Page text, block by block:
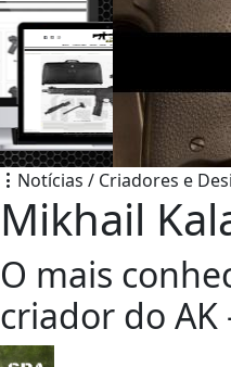
Notícias / Criadores e
Mikhail
O mais
criador do AK